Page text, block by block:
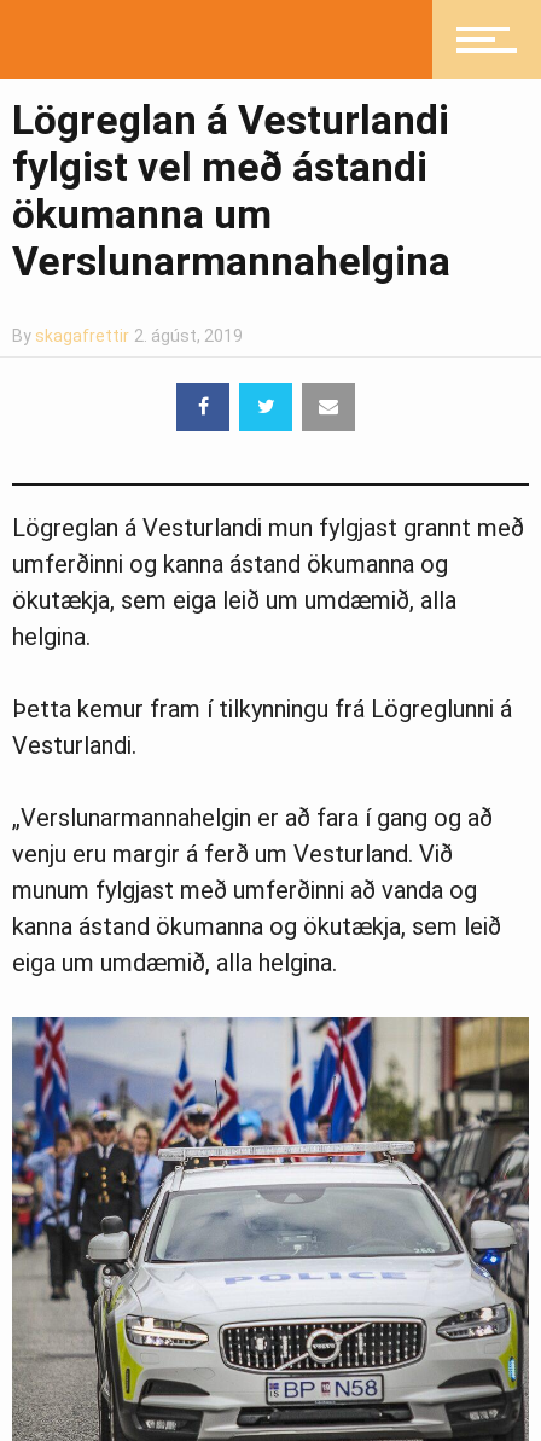
Pistlar
Greinasafn
Ljósmyndasafn
Lögreglan á Vesturlandi
fylgist vel með ástandi
ökumanna um
Verslunarmannahelgina
By skagafrettir 2. ágúst, 2019
Lögreglan á Vesturlandi mun fylgjast grannt með
umferðinni og kanna ástand ökumanna og
ökutækja, sem eiga leið um umdæmið, alla
helgina.
Þetta kemur fram í tilkynningu frá Lögreglunni á
Vesturlandi.
„Verslunarmannahelgin er að fara í gang og að
venju eru margir á ferð um Vesturland. Við
munum fylgjast með umferðinni að vanda og
kanna ástand ökumanna og ökutækja, sem leið
eiga um umdæmið, alla helgina.